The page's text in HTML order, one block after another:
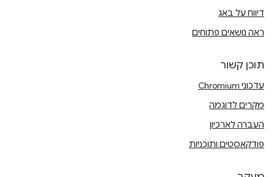
דיווח על באג
ראה נושאים פתוחים
תוכן קשור
עדכוני Chromium
מקרים לדוגמה
העברה לארכיון
פודקאסטים ותוכניות